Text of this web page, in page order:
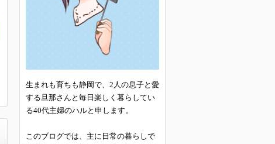
生まれも育ちも静岡で、2人の息子と愛
する旦那さんと毎日楽しく暮らしてい
る40代主婦のハルと申します。
このブログでは、主に日常の暮らしで